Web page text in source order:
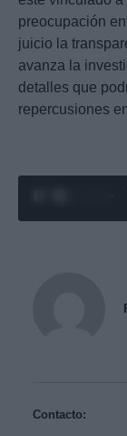
preocupación
juicio la
avanza la
detalles que
repercusiones
Contacto: